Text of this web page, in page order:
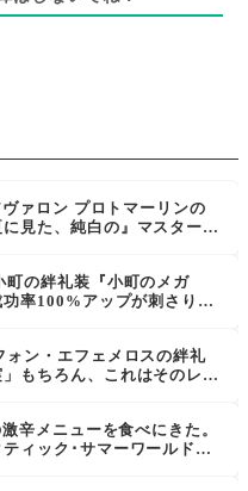
ァロン プロトマーリンの
見た、純白の』マスター、
町の絆礼装『小町のメガ
率100%アップが刺さりそ
いるのだ。
ォン・エフェメロスの絆礼
もちろん、これはそのレプ
辛メニューを食べにきた。
ィック･サマーワールドに